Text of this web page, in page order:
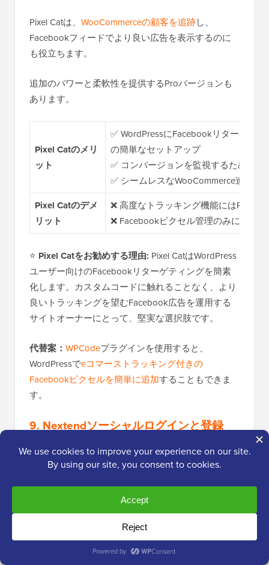
Pixel Catは、 WooCommerceの顧客を追跡し、
Facebookフィードでより良い広告を表示するのに
も役立ちます。
追加のパワーと柔軟性を提供するProバージョンも
あります。
Pixel Catのメリ
ット
✅ WordPressにFacebookリターゲテ
の簡単なセットアップ
✅ コンバージョンを監視するための
✅ シームレスなWooCommerce連携
Pixel Catのデメ
リット
❌ 高度なトラッキング機能にはProプ
❌ Facebookピクセル管理のみに特化
⭐ Pixel Catをお勧めする理由: Pixel CatはWordPress
ユーザー向けのFacebookリターゲティングを簡素
化します。カスタムコードに触れることなく、より
良いトラッキングを望むFacebook広告を運用する
サイトオーナーにとって、堅実な選択肢です。
代替案： WPCodeプラグインを使用すると、
WordPressでeコマーストラッキング付きの
Facebookピクセルを簡単に追加することもできま
す。
9. Nextendソーシャルログインと登録